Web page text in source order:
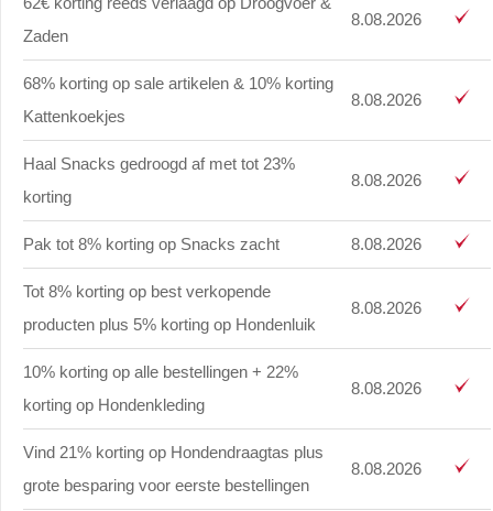
Zaden
8.08.2026
68% korting op sale artikelen & 10% korting
Kattenkoekjes
8.08.2026
Haal Snacks gedroogd af met tot 23%
korting
8.08.2026
Pak tot 8% korting op Snacks zacht 8.08.2026
Tot 8% korting op best verkopende
producten plus 5% korting op Hondenluik
8.08.2026
10% korting op alle bestellingen + 22%
korting op Hondenkleding
8.08.2026
Vind 21% korting op Hondendraagtas plus
grote besparing voor eerste bestellingen
8.08.2026